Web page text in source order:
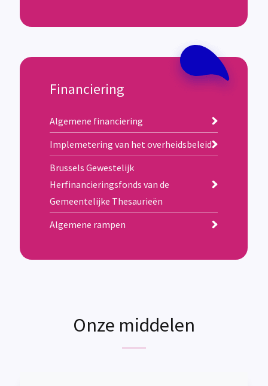
Financiering
Algemene financiering
Implemetering van het overheidsbeleid
Brussels Gewestelijk
Herfinancieringsfonds van de
Gemeentelijke Thesaurieën
Algemene rampen
Onze middelen